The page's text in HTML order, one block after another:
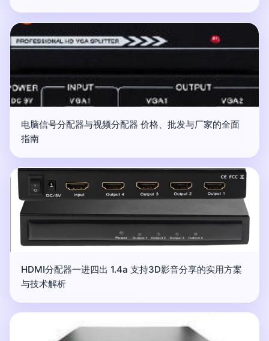
电脑信号分配器与视频分配器 价格、批发与厂家的全面
指南
HDMI分配器一进四出 1.4a 支持3D影音分享的实用方案
与技术解析